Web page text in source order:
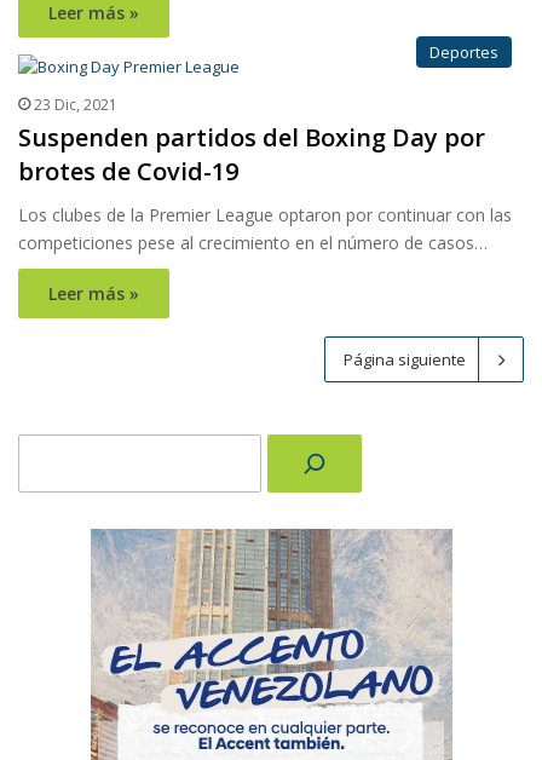
Leer más »
Deportes
23 Dic, 2021
Suspenden partidos del Boxing Day por
brotes de Covid-19
Los clubes de la Premier League optaron por continuar con las
competiciones pese al crecimiento en el número de casos…
Leer más »
Página siguiente